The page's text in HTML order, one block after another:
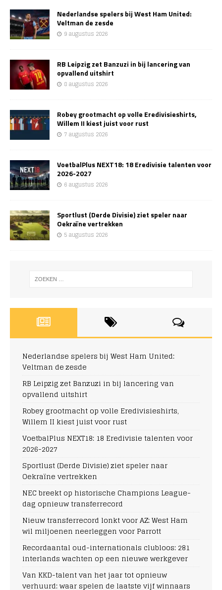
Nederlandse spelers bij West Ham United:
Veltman de zesde
9 augustus 2026
RB Leipzig zet Banzuzi in bij lancering van
opvallend uitshirt
8 augustus 2026
Robey grootmacht op volle Eredivisieshirts,
Willem II kiest juist voor rust
7 augustus 2026
VoetbalPlus NEXT18: 18 Eredivisie talenten voor
2026-2027
6 augustus 2026
Sportlust (Derde Divisie) ziet speler naar
Oekraïne vertrekken
5 augustus 2026
Nederlandse spelers bij West Ham United:
Veltman de zesde
RB Leipzig zet Banzuzi in bij lancering van
opvallend uitshirt
Robey grootmacht op volle Eredivisieshirts,
Willem II kiest juist voor rust
VoetbalPlus NEXT18: 18 Eredivisie talenten voor
2026-2027
Sportlust (Derde Divisie) ziet speler naar
Oekraïne vertrekken
NEC breekt op historische Champions League-
dag opnieuw transferrecord
Nieuw transferrecord lonkt voor AZ: West Ham
wil miljoenen neerleggen voor Parrott
Recordaantal oud-internationals clubloos: 281
interlands wachten op een nieuwe werkgever
Van KKD-talent van het jaar tot opnieuw
verhuurd: waar spelen de laatste vijf winnaars